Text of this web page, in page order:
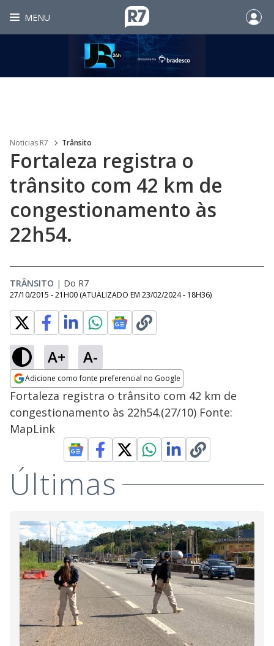
MENU
Noticias R7 Trânsito
Fortaleza registra o
trânsito com 42 km de
congestionamento às
22h54.
TRÂNSITO | Do R7
27/10/2015 - 21H00 (ATUALIZADO EM 23/02/2024 - 18H36)
A+ A-
Adicione como fonte preferencial no Google
Opens in new window
Fortaleza registra o trânsito com 42 km de
congestionamento às 22h54.(27/10) Fonte:
MapLink
Últimas